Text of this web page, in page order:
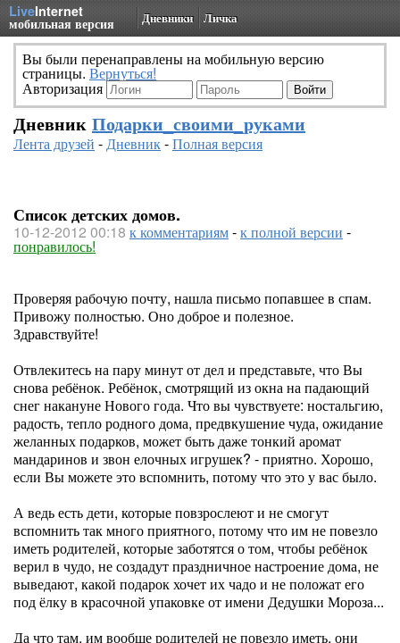
LiveInternet
мобильная версия Дневники Личка
Вы были перенаправлены на мобильную версию
страницы. Вернуться!
Авторизация
Дневник Подарки_своими_руками
Лента друзей -Дневник-Полная версия
Список детских домов.
10-12-2012 00:18 к комментариям-к полной версии -
понравилось!
Проверяя рабочую почту, нашла письмо попавшее в спам.
Привожу полностью. Оно доброе и полезное.
Здравствуйте!
Отвлекитесь на пару минут от дел и представьте, что Вы
снова ребёнок. Ребёнок, смотрящий из окна на падающий
снег накануне Нового года. Что вы чувствуете: ностальгию,
радость, тепло родного дома, предвкушение чуда, ожидание
желанных подарков, может быть даже тонкий аромат
мандаринов и звон елочных игрушек? - приятно. Хорошо,
если Вы можете это вспомнить, потому что это у вас было.
А ведь есть дети, которые повзрослеют и не смогут
вспомнить так много приятного, потому что им не повезло
иметь родителей, которые заботятся о том, чтобы ребёнок
верил в чудо, не создадут праздничное настроение дома, не
выведают, какой подарок хочет их чадо и не положат его
под ёлку в красочной упаковке от имени Дедушки Мороза...
Да что там, им вообще родителей не повезло иметь, они